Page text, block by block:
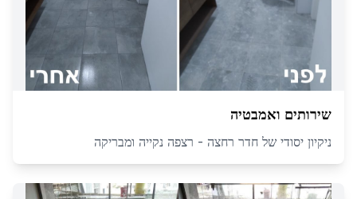
שירותים ואמבטיה
ניקיון יסודי של חדר רחצה - רצפה נקייה ומבריקה